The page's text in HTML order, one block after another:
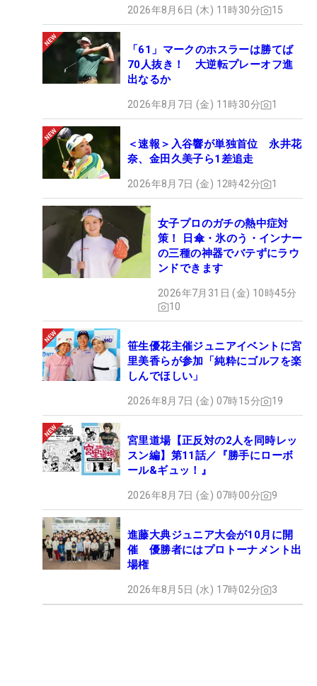
2026年8月6日 (木) 11時30分 15
「61」マークのホスラーは勝てば
70人抜き！ 大逆転プレーオフ進
出なるか
2026年8月7日 (金) 11時30分 1
＜速報＞入谷響が単独首位 永井花
奈、金田久美子ら1差追走
2026年8月7日 (金) 12時42分 1
女子プロのガチの熱中症対
策！ 日傘・氷のう・インナー
の三種の神器でバテずにラウ
ンドできます
2026年7月31日 (金) 10時45分
10
笹生優花主催ジュニアイベントに宮
里美香らが参加「純粋にゴルフを楽
しんでほしい」
2026年8月7日 (金) 07時15分 19
宮里道場【正反対の2人を同時レッ
スン編】第11話／『勝手にローボ
ール&ギュッ！』
2026年8月7日 (金) 07時00分 9
進藤大典ジュニア大会が10月に開
催 優勝者にはプロトーナメント出
場権
2026年8月5日 (水) 17時02分 3